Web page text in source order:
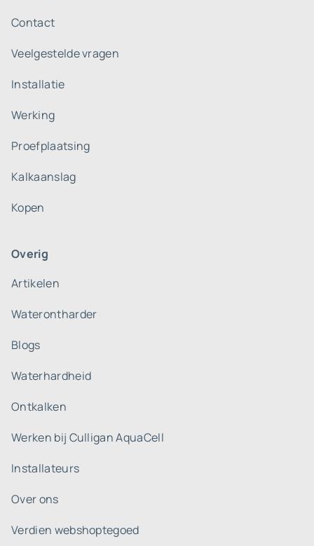
Contact
Veelgestelde vragen
Installatie
Werking
Proefplaatsing
Kalkaanslag
Kopen
Overig
Artikelen
Waterontharder
Blogs
Waterhardheid
Ontkalken
Werken bij Culligan AquaCell
Installateurs
Over ons
Verdien webshoptegoed